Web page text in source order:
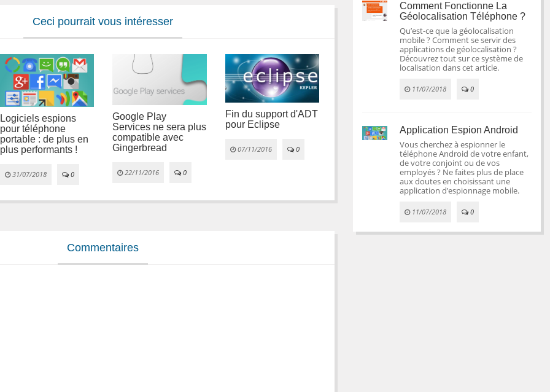
Ceci pourrait vous intéresser
Logiciels espions
pour téléphone
portable : de plus en
plus performants !
31/07/2018 0
Google Play
Services ne sera plus
compatible avec
Gingerbread
22/11/2016 0
Fin du support d'ADT
pour Eclipse
07/11/2016 0
Developer Console :
nouveaux outils pour
suivre ses avis
0
Android Support
Library passe en
version 23.2
08/03/2016 0
Commentaires
Comment Fonctionne La
Géolocalisation Téléphone ?
Qu’est-ce que la géolocalisation
mobile ? Comment se servir des
applications de géolocalisation ?
Découvrez tout sur ce système de
localisation dans cet article.
11/07/2018 0
Application Espion Android
Vous cherchez à espionner le
téléphone Android de votre enfant,
de votre conjoint ou de vos
employés ? Ne faites plus de place
aux doutes en choisissant une
application d’espionnage mobile.
11/07/2018 0